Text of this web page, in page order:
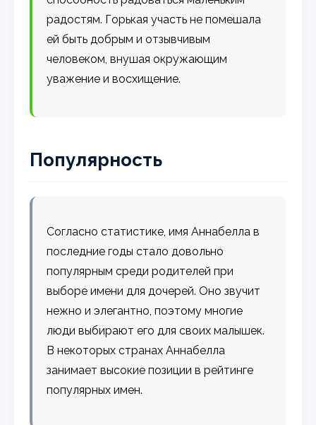
радостям. Горькая участь не помешала
ей быть добрым и отзывчивым
человеком, внушая окружающим
уважение и восхищение.
Популярность
Согласно статистике, имя Аннабелла в
последние годы стало довольно
популярным среди родителей при
выборе имени для дочерей. Оно звучит
нежно и элегантно, поэтому многие
люди выбирают его для своих малышек.
В некоторых странах Аннабелла
занимает высокие позиции в рейтинге
популярных имен.